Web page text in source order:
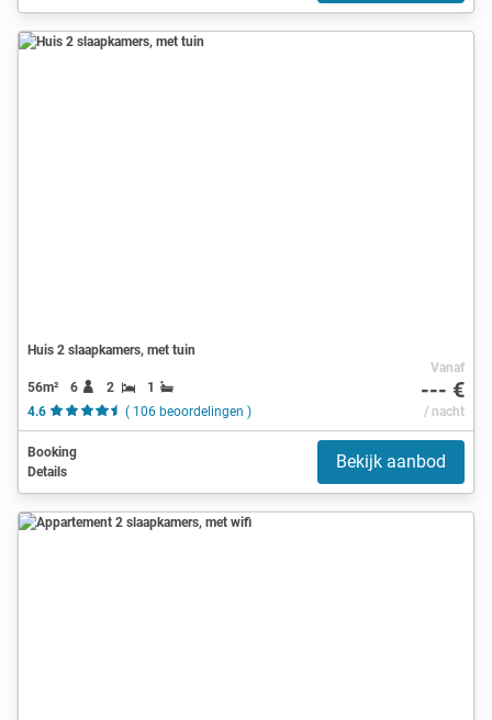
Huis 2 slaapkamers, met tuin
56m² 6 2
1
4.6
( 106 beoordelingen )
Vanaf
--- €
/ nacht
Booking
Details
Bekijk aanbod